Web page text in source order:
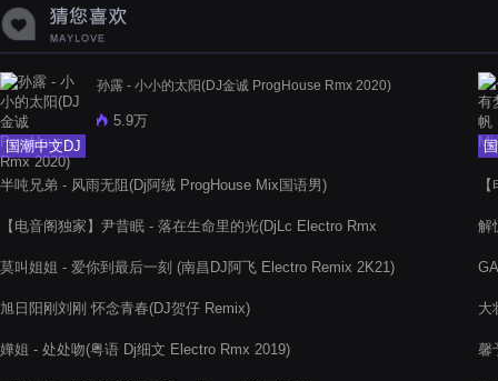
国潮中文DJ
孙露 - 小小的太阳(DJ金诚 ProgHouse Rmx 2020)
5.9万
半吨兄弟 - 风雨无阻(Dj阿绒 ProgHouse Mix国语男)
【电音阁独家】尹昔眠 - 落在生命里的光(DjLc Electro Rmx
莫叫姐姐 - 爱你到最后一刻 (南昌DJ阿飞 Electro Remix 2K21)
旭日阳刚刘刚 怀念青春(DJ贺仔 Remix)
嬅姐 - 处处吻(粤语 Dj细文 Electro Rmx 2019)
解
大
馨